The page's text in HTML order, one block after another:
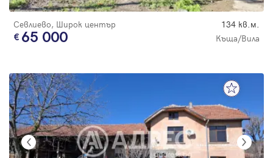
Севлиево, Широк център 134 кв.м.
65 000 Къща/Вила